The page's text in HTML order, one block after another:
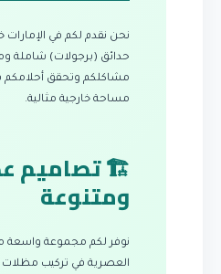
نحن نقدم لكم في
حدائق (برجولات) شاملة
مشاكلكم وتحقق
مساحة خارجية مثالية.
🏗️ تصاميم
ومتنوعة
نوفر لكم مجموعة واسعة
العصرية في تركيب مظلات